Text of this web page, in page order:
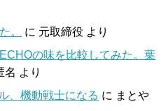
。
に 元取締役 より
の味を比較してみた。葉
名 より
、機動戦士になる に まとや